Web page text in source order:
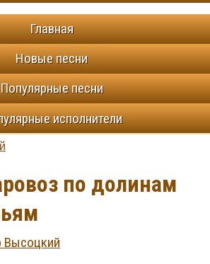
Главная
Новые песни
Популярные песни
исполнители
по долинам
Высоцкий